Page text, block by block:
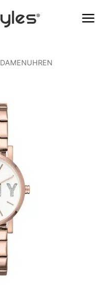
DAMENUHREN